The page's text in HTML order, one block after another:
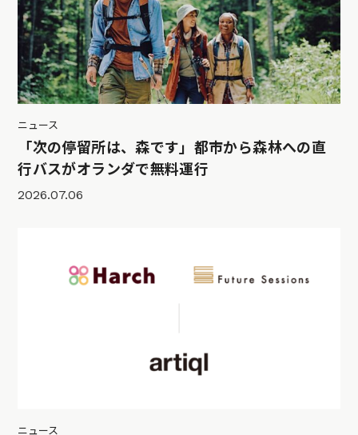
ニュース
「次の停留所は、森です」都市から森林への直
行バスがオランダで無料運行
2026.07.06
ニュース